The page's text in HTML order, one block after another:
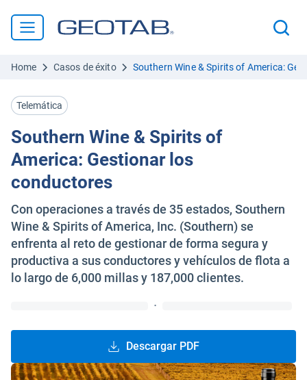
Home Casos de éxito Southern Wine & Spirits of America:
Telemática
Southern Wine & Spirits of
America: Gestionar los
conductores
Con operaciones a través de 35 estados, Southern
Wine & Spirits of America, Inc. (Southern) se
enfrenta al reto de gestionar de forma segura y
productiva a sus conductores y vehículos de flota a
lo largo de 6,000 millas y 187,000 clientes.
·
Descargar PDF